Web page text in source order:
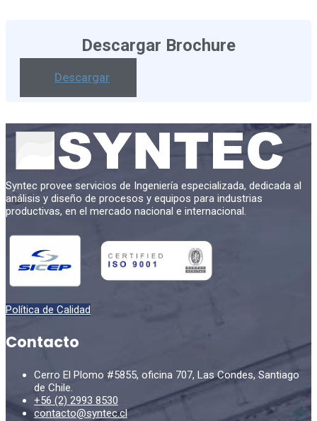
Descargar Brochure
Descargar
Syntec provee servicios de Ingeniería especializada, dedicada al
análisis y diseño de procesos y equipos para industrias
productivas, en el mercado nacional e internacional.
Política de Calidad
Contacto
Cerro El Plomo #5855, oficina 707, Las Condes, Santiago
de Chile.
+56 (2) 2993 8530
contacto@syntec.cl